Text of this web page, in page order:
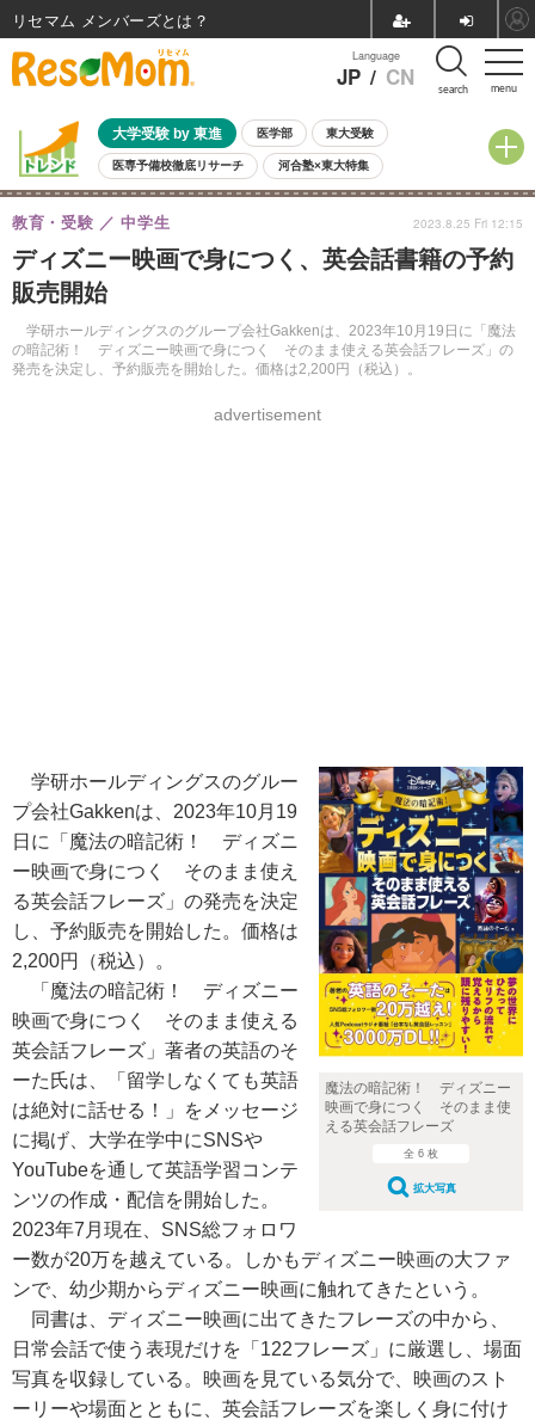
menu
Language
JP / CN search
大学受験 by 東進 医学部 東大受験
医専予備校徹底リサーチ 河合塾×東大特集
親子で考える大学選び 高校受験 中学受験 小学校受験
共通テスト 夏休み
8月開催イベント・WS 全国公立高校 過去問 人気記事
自由研究教材（小学生向け）
ディズニー映画で身につく、英会話書籍の予約
販売開始
学研ホールディングスのグループ会社Gakkenは、2023年10月19日に「魔法
の暗記術！ ディズニー映画で身につく そのまま使える英会話フレーズ」の
発売を決定し、予約販売を開始した。価格は2,200円（税込）。
教育・受験 中学生
advertisement
2023.8.25 Fri 12:15
魔法の暗記術！ ディズニー
映画で身につく そのまま使
える英会話フレーズ
全 6 枚
拡大写真
学研ホールディングスのグルー
プ会社Gakkenは、2023年10月19
日に「魔法の暗記術！ ディズニ
ー映画で身につく そのまま使え
る英会話フレーズ」の発売を決定
し、予約販売を開始した。価格は
2,200円（税込）。
「魔法の暗記術！ ディズニー
映画で身につく そのまま使える
英会話フレーズ」著者の英語のそ
ーた氏は、「留学しなくても英語
は絶対に話せる！」をメッセージ
に掲げ、大学在学中にSNSや
YouTubeを通して英語学習コンテ
ンツの作成・配信を開始した。
2023年7月現在、SNS総フォロワ
ー数が20万を越えている。しかもディズニー映画の大ファ
ンで、幼少期からディズニー映画に触れてきたという。
同書は、ディズニー映画に出てきたフレーズの中から、
日常会話で使う表現だけを「122フレーズ」に厳選し、場面
写真を収録している。映画を見ている気分で、映画のスト
ーリーや場面とともに、英会話フレーズを楽しく身に付け
リセマム メンバーズ